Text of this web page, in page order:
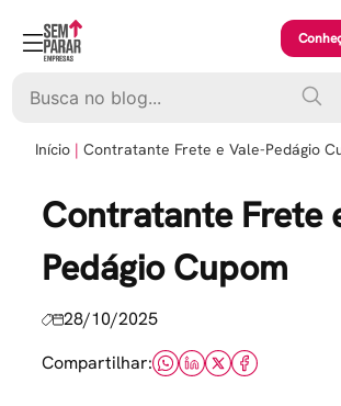
content
Início Contratante Frete e Vale-Pedágio
Contratante Frete
Pedágio Cupom
28/10/2025
Compartilhar: